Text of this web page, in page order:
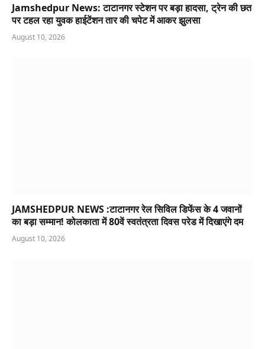
Jamshedpur News: टाटानगर स्टेशन पर बड़ा हादसा, ट्रेन की छत
पर टहल रहा युवक हाईटेंशन तार की चपेट में आकर झुलसा
August 10, 2026
JAMSHEDPUR NEWS :टाटानगर रेल सिविल डिफेंस के 4 जवानों
का बड़ा सम्मान! कोलकाता में 80वें स्वतंत्रता दिवस परेड में दिखाएंगे दम
August 10, 2026